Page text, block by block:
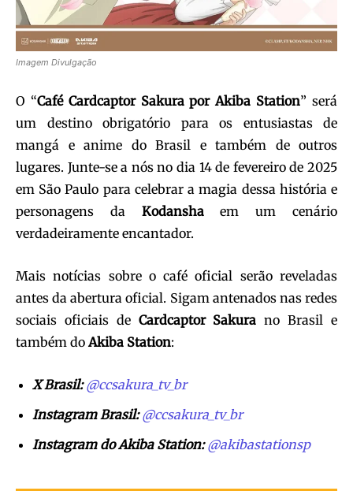
Imagem Divulgação
O “Café Cardcaptor Sakura por Akiba Station” será
um destino obrigatório para os entusiastas de
mangá e anime do Brasil e também de outros
lugares. Junte-se a nós no dia 14 de fevereiro de 2025
em São Paulo para celebrar a magia dessa história e
personagens da Kodanshaem um cenário
verdadeiramente encantador.
Mais notícias sobre o café oficial serão reveladas
antes da abertura oficial. Sigam antenados nas redes
sociais oficiais de Cardcaptor Sakura no Brasil e
também do Akiba Station:
X Brasil: @ccsakura_tv_br
Instagram Brasil: @ccsakura_tv_br
Instagram do Akiba Station:@akibastationsp